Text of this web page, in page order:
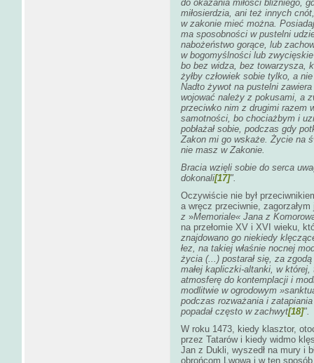
do okazania miłości bliźniego,
miłosierdzia, ani też innych
w zakonie mieć można.
ma sposobności w pustelni
nabożeństwo gorące, lub
w bogomyślności lub
bo bez widza, bez towarzysza,
żyłby człowiek sobie tylko, a
Nadto żywot na pustelni
wojować należy z pokusami, a
przeciwko nim z drugimi razem
samotności, bo chociażbym i
pobłażał sobie, podczas gdy
Zakon mi go wskaże. Życie na
nie masz w Zakonie.
Bracia wzięli sobie do serca
dokonali[17]".
Oczywiście nie był
a wręcz przeciwnie, zagorzałym
z »Memoriale« Jana z
na przełomie XV i XVI wieku,
znajdowano go niekiedy
łez, na takiej właśnie nocnej
życia (...) postarał się, za zgodą
małej kapliczki-altanki, w
atmosferę do kontemplacji i
modlitwie w ogrodowym
podczas rozważania i
popadał często w zachwyt[18]".
W roku 1473, kiedy klasztor,
przez Tatarów i kiedy widmo
Jan z Dukli, wyszedł na mury i
obrońcom Lwowa i w ten